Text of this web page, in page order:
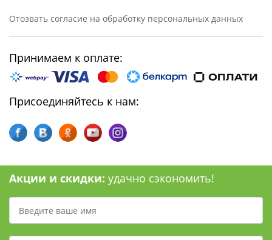
Отозвать согласие на обработку персональных данных
Принимаем к оплате:
Присоединяйтесь к нам:
Акции и скидки: удачно сэкономить!